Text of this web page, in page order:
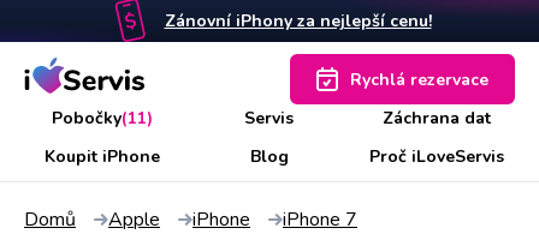
Zánovní iPhony za nejlepší cenu!
Pobočky(11) Servis
Záchrana dat
Koupit iPhone
Blog Proč iLoveServis
Rychlá rezervace
Domů Apple iPhone iPhone 7